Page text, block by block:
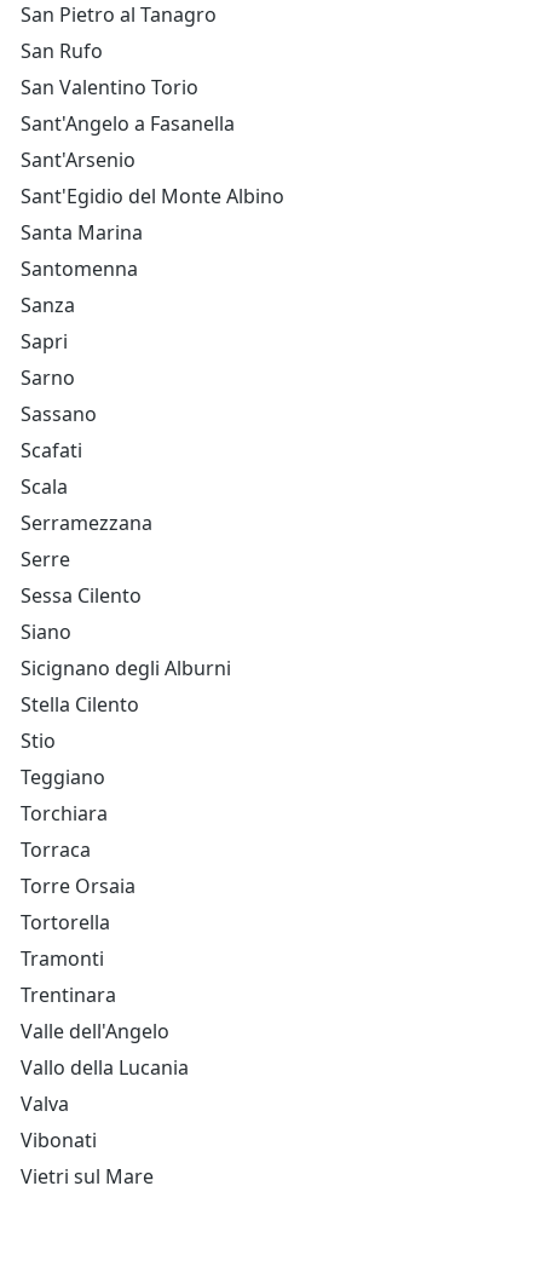
San Pietro al Tanagro
San Rufo
San Valentino Torio
Sant'Angelo a Fasanella
Sant'Arsenio
Sant'Egidio del Monte Albino
Santa Marina
Santomenna
Sanza
Sapri
Sarno
Sassano
Scafati
Scala
Serramezzana
Serre
Sessa Cilento
Siano
Sicignano degli Alburni
Stella Cilento
Stio
Teggiano
Torchiara
Torraca
Torre Orsaia
Tortorella
Tramonti
Trentinara
Valle dell'Angelo
Vallo della Lucania
Valva
Vibonati
Vietri sul Mare